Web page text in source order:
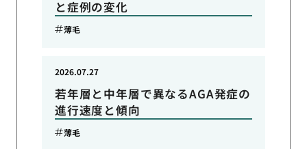
と症例の変化
薄毛
若年層と中年層で異なるAGA発症の
進行速度と傾向
2026.07.27
薄毛